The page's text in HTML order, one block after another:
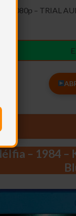
+ 1080p – TRIAL
– 1984 –